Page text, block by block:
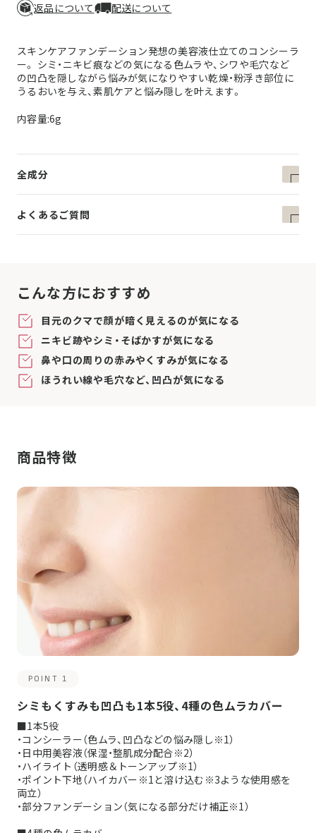
返品について 配送について
スキンケアファンデーション発想の美容液仕立てのコンシーラ
ー。 シミ・ニキビ痕などの気になる色ムラや、シワや毛穴など
の凹凸を隠しながら悩みが気になりやすい乾燥・粉浮き部位に
うるおいを与え、素肌ケアと悩み隠しを叶えます。
内容量:6g
全成分
よくあるご質問
こんな方におすすめ
目元のクマで顔が暗く見えるのが気になる
ニキビ跡やシミ・そばかすが気になる
鼻や口の周りの赤みやくすみが気になる
ほうれい線や毛穴など、凹凸が気になる
商品特徴
POINT 1
シミもくすみも凹凸も1本5役、4種の色ムラカバー
■1本5役
・コンシーラー（色ムラ、凹凸などの悩み隠し※1）
・日中用美容液（保湿・整肌成分配合※2）
・ハイライト（透明感＆トーンアップ※1）
・ポイント下地（ハイカバー※1と溶け込む※3ような使用感を
両立）
・部分ファンデーション（気になる部分だけ補正※1）